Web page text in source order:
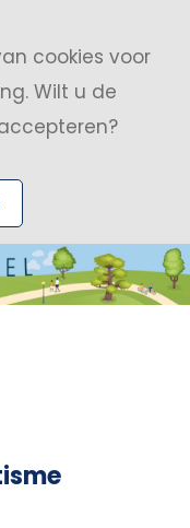
cookies voor
Wilt u de